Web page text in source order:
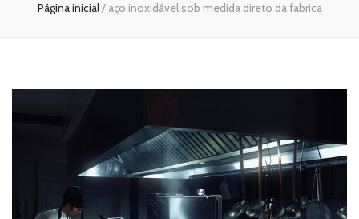
Página inicial/ aço inoxidável sob medida direto da fabrica